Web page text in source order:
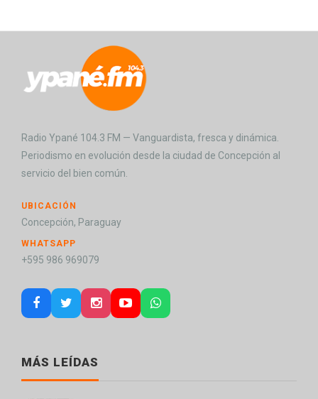
Radio Ypané 104.3 FM — Vanguardista, fresca y dinámica.
Periodismo en evolución desde la ciudad de Concepción al
servicio del bien común.
UBICACIÓN
Concepción, Paraguay
WHATSAPP
+595 986 969079
MÁS LEÍDAS